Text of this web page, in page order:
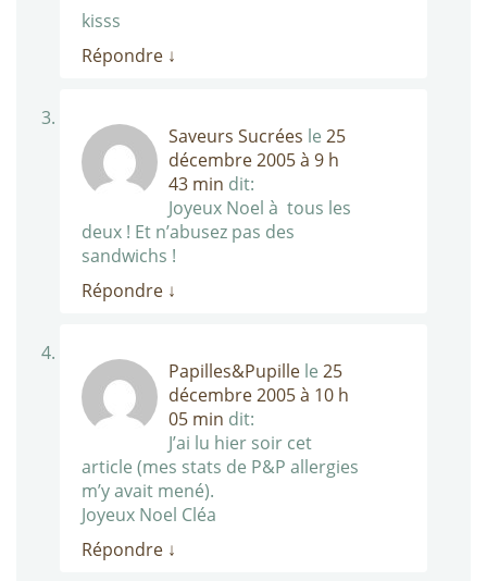
kisss
Répondre ↓
Saveurs Sucrées le 25
décembre 2005 à 9 h
43 min dit:
Joyeux Noel à tous les
deux ! Et n’abusez pas des
sandwichs !
Répondre ↓
Papilles&Pupille le 25
décembre 2005 à 10 h
05 min dit:
J’ai lu hier soir cet
article (mes stats de P&P allergies
m’y avait mené).
Joyeux Noel Cléa
Répondre ↓